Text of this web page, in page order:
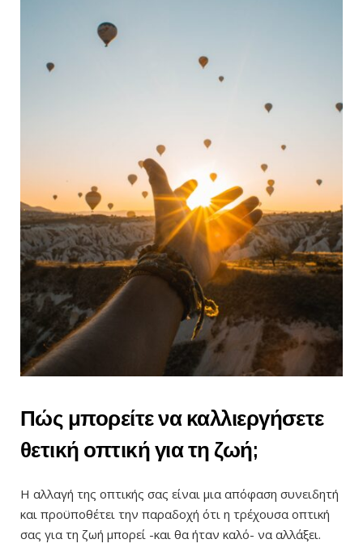
Πώς μπορείτε να καλλιεργήσετε
θετική οπτική για τη ζωή;
Η αλλαγή της οπτικής σας είναι μια απόφαση συνειδητή
και προϋποθέτει την παραδοχή ότι η τρέχουσα οπτική
σας για τη ζωή μπορεί -και θα ήταν καλό- να αλλάξει.